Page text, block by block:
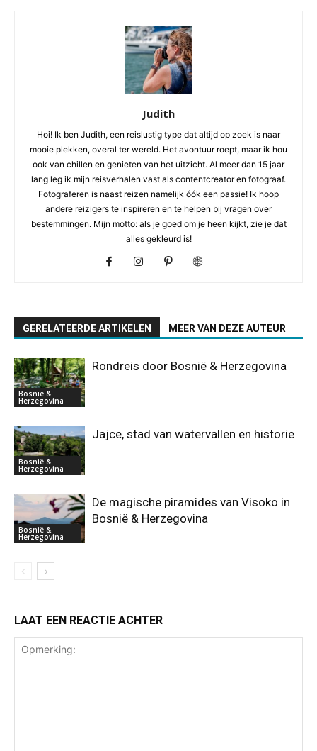
Judith
Hoi! Ik ben Judith, een reislustig type dat altijd op zoek is naar
mooie plekken, overal ter wereld. Het avontuur roept, maar ik hou
ook van chillen en genieten van het uitzicht. Al meer dan 15 jaar
lang leg ik mijn reisverhalen vast als contentcreator en fotograaf.
Fotograferen is naast reizen namelijk óók een passie! Ik hoop
andere reizigers te inspireren en te helpen bij vragen over
bestemmingen. Mijn motto: als je goed om je heen kijkt, zie je dat
alles gekleurd is!
GERELATEERDE ARTIKELEN MEER VAN DEZE AUTEUR
Bosnië &
Herzegovina
Rondreis door Bosnië & Herzegovina
Bosnië &
Herzegovina
Jajce, stad van watervallen en historie
Bosnië &
Herzegovina
De magische piramides van Visoko in
Bosnië & Herzegovina
LAAT EEN REACTIE ACHTER